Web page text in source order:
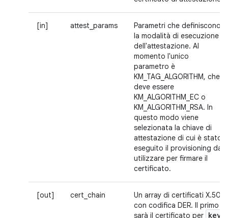
[in] attest_params
Parametri che definiscono
la modalità di esecuzione
dell'attestazione. Al
momento l'unico
parametro è
KM_TAG_ALGORITHM, che
deve essere
KM_ALGORITHM_EC o
KM_ALGORITHM_RSA. In
questo modo viene
selezionata la chiave di
attestazione di cui è stato
eseguito il provisioning da
utilizzare per firmare il
certificato.
[out] cert_chain
Un array di certificati X.509
con codifica DER. Il primo
sarà il certificato per key